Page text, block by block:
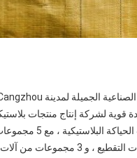
لشركة إنتاج منتجات